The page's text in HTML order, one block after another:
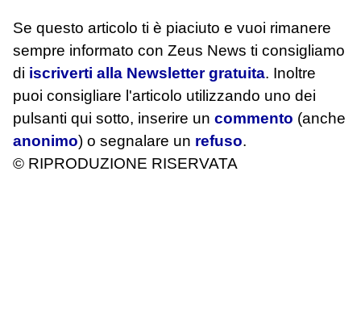
Se questo articolo ti è piaciuto e vuoi rimanere
sempre informato con Zeus News ti consigliamo
di iscriverti alla Newsletter gratuita. Inoltre
puoi consigliare l'articolo utilizzando uno dei
pulsanti qui sotto, inserire un commento (anche
anonimo) o segnalare un refuso.
© RIPRODUZIONE RISERVATA